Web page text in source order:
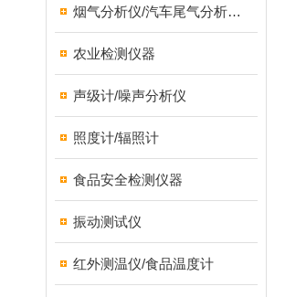
烟气分析仪/汽车尾气分析仪/转速表/汽车维修检测设备
农业检测仪器
声级计/噪声分析仪
照度计/辐照计
食品安全检测仪器
振动测试仪
红外测温仪/食品温度计